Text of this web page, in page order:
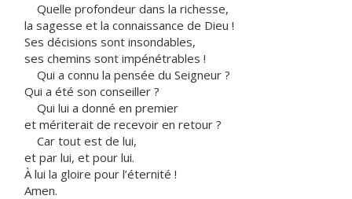
Quelle profondeur dans la richesse,
la sagesse et la connaissance de Dieu !
Ses décisions sont insondables,
ses chemins sont impénétrables !
Qui a connu la pensée du Seigneur ?
Qui a été son conseiller ?
Qui lui a donné en premier
et mériterait de recevoir en retour ?
Car tout est de lui,
et par lui, et pour lui.
À lui la gloire pour l’éternité !
Amen.